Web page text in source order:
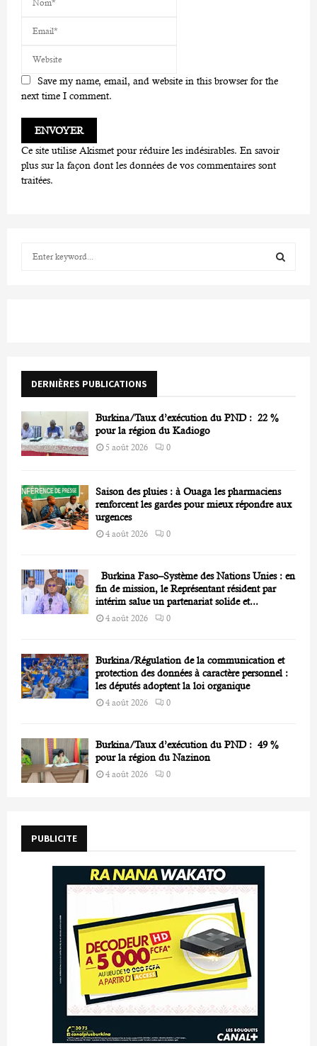
Save my name, email, and website in this browser for the
next time I comment.
Ce site utilise Akismet pour réduire les indésirables. En savoir
plus sur la façon dont les données de vos commentaires sont
traitées.
r
DERNIÈRES PUBLICATIONS
Burkina/Taux d’exécution du PND : 22 %
pour la région du Kadiogo
5 août 2026 0
Saison des pluies : à Ouaga les pharmaciens
renforcent les gardes pour mieux répondre aux
urgences
4 août 2026 0
Burkina Faso–Système des Nations Unies : en
fin de mission, le Représentant résident par
intérim salue un partenariat solide et...
4 août 2026 0
Burkina/Régulation de la communication et
protection des données à caractère personnel :
les députés adoptent la loi organique
4 août 2026 0
Burkina/Taux d’exécution du PND : 49 %
pour la région du Nazinon
4 août 2026 0
PUBLICITE